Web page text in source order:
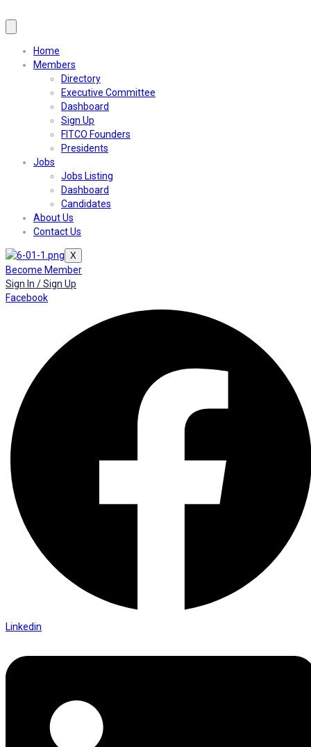
Home
Members
Directory
Executive Committee
Dashboard
Sign Up
FITCO Founders
Presidents
Jobs
Jobs Listing
Dashboard
Candidates
About Us
Contact Us
X
Become Member
Sign In / Sign Up
Facebook
Linkedin